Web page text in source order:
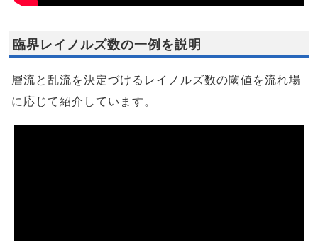
臨界レイノルズ数の一例を説明
層流と乱流を決定づけるレイノルズ数の閾値を流れ場
に応じて紹介しています。